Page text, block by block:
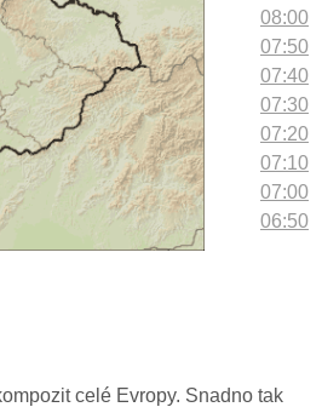
08:00
07:50
07:40
07:30
07:20
07:10
07:00
06:50
05:50
celé Evropy. Snadno tak